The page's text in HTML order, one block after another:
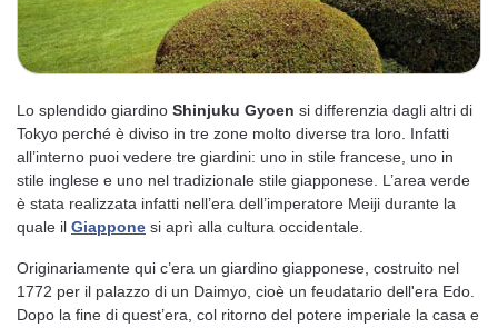
Lo splendido giardino Shinjuku Gyoen si differenzia dagli altri di
Tokyo perché è diviso in tre zone molto diverse tra loro. Infatti
all’interno puoi vedere tre giardini: uno in stile francese, uno in
stile inglese e uno nel tradizionale stile giapponese. L’area verde
è stata realizzata infatti nell’era dell’imperatore Meiji durante la
quale il Giappone si aprì alla cultura occidentale.
Originariamente qui c’era un giardino giapponese, costruito nel
1772 per il palazzo di un Daimyo, cioè un feudatario dell'era Edo.
Dopo la fine di quest’era, col ritorno del potere imperiale la casa e